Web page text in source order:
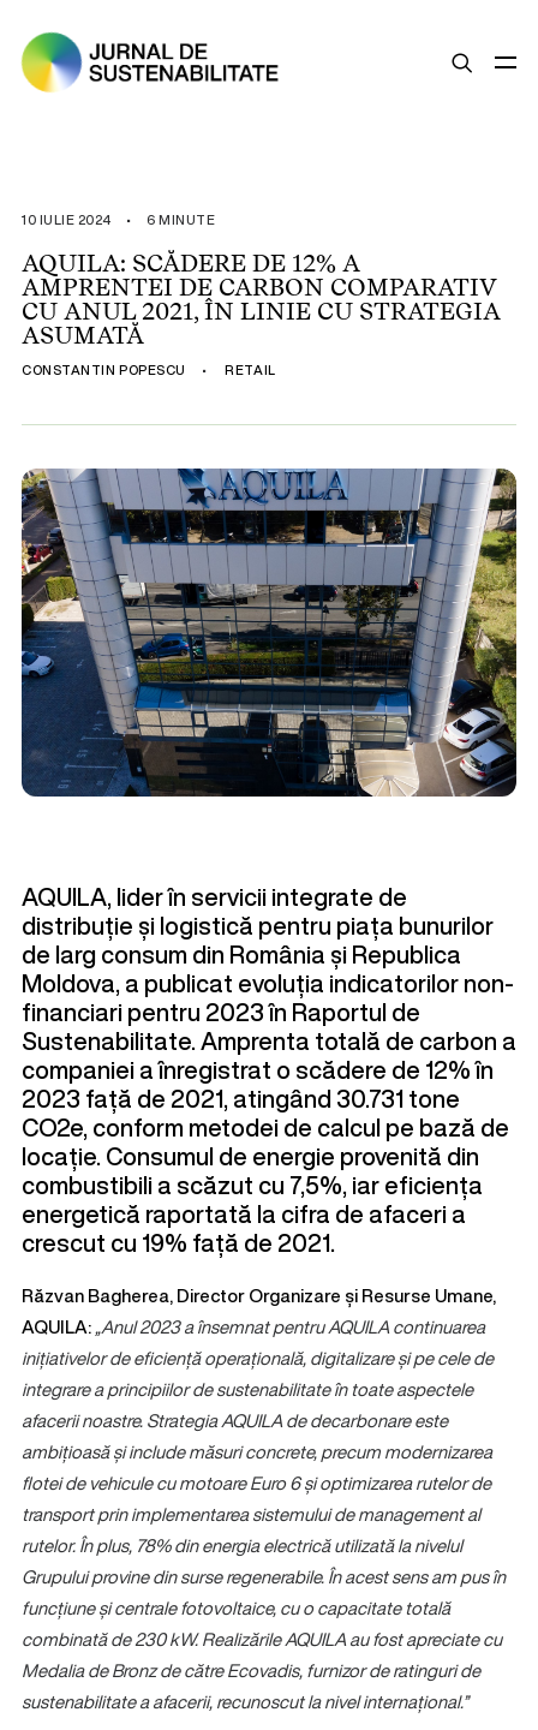
ȘTIRI
OPINII
ESG
LEGISLAȚIE
BUNE PRACTICI
10 IULIE 2024 • 6 MINUTE
AQUILA: SCĂDERE DE 12% A
AMPRENTEI DE CARBON COMPARATIV
CU ANUL 2021, ÎN LINIE CU STRATEGIA
ASUMATĂ
CONSTANTIN POPESCU • RETAIL
AQUILA, lider în servicii integrate de
distribuție și logistică pentru piața bunurilor
de larg consum din România și Republica
Moldova, a publicat evoluția indicatorilor non-
financiari pentru 2023 în Raportul de
Sustenabilitate. Amprenta totală de carbon a
companiei a înregistrat o scădere de 12% în
2023 față de 2021, atingând 30.731 tone
CO2e, conform metodei de calcul pe bază de
locație. Consumul de energie provenită din
combustibili a scăzut cu 7,5%, iar eficiența
energetică raportată la cifra de afaceri a
crescut cu 19% față de 2021.
Răzvan Bagherea, Director Organizare și Resurse Umane,
AQUILA:„Anul 2023 a însemnat pentru AQUILA continuarea
inițiativelor de eficiență operațională, digitalizare și pe cele de
integrare a principiilor de sustenabilitate în toate aspectele
afacerii noastre. Strategia AQUILA de decarbonare este
ambițioasă și include măsuri concrete, precum modernizarea
flotei de vehicule cu motoare Euro 6 și optimizarea rutelor de
transport prin implementarea sistemului de management al
rutelor.În plus, 78% din energia electrică utilizată la nivelul
Grupului provine din surse regenerabile. În acest sens am pus în
funcțiune și centrale fotovoltaice, cu o capacitate totală
combinată de 230 kW. Realizările AQUILA au fost apreciate cu
Medalia de Bronz de către Ecovadis, furnizor de ratinguri de
sustenabilitate a afacerii, recunoscut la nivel internațional.”